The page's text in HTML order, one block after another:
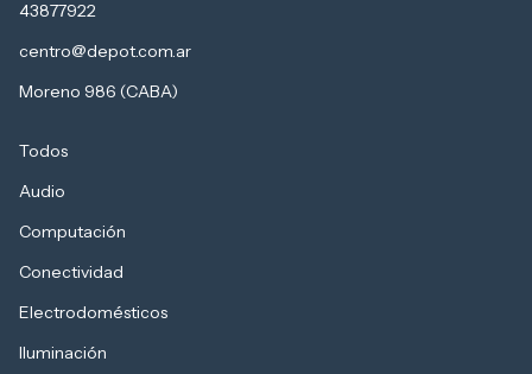
43877922
centro@depot.com.ar
Moreno 986 (CABA)
Todos
Audio
Computación
Conectividad
Electrodomésticos
Iluminación